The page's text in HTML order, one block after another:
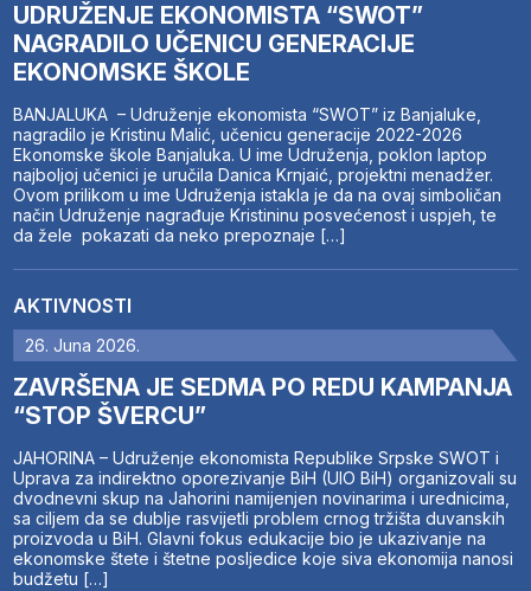
UDRUŽENJE EKONOMISTA “SWOT”
NAGRADILO UČENICU GENERACIJE
EKONOMSKE ŠKOLE
BANJALUKA – Udruženje ekonomista “SWOT” iz Banjaluke,
nagradilo je Kristinu Malić, učenicu generacije 2022-2026
Ekonomske škole Banjaluka. U ime Udruženja, poklon laptop
najboljoj učenici je uručila Danica Krnjaić, projektni menadžer.
Ovom prilikom u ime Udruženja istakla je da na ovaj simboličan
način Udruženje nagrađuje Kristininu posvećenost i uspjeh, te
da žele pokazati da neko prepoznaje […]
AKTIVNOSTI
26. Juna 2026.
ZAVRŠENA JE SEDMA PO REDU KAMPANJA
“STOP ŠVERCU”
JAHORINA – Udruženje ekonomista Republike Srpske SWOT i
Uprava za indirektno oporezivanje BiH (UIO BiH) organizovali su
dvodnevni skup na Jahorini namijenjen novinarima i urednicima,
sa ciljem da se dublje rasvijetli problem crnog tržišta duvanskih
proizvoda u BiH. Glavni fokus edukacije bio je ukazivanje na
ekonomske štete i štetne posljedice koje siva ekonomija nanosi
budžetu […]